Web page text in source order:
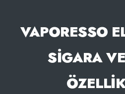
VAPORESSO
SIGARA